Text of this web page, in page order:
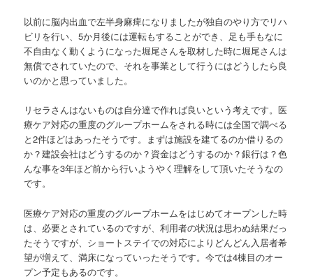
以前に脳内出血で左半身麻痺になりましたが独自のやり方でリハ
ビリを行い、5か月後には運転もすることができ、足も手もなに
不自由なく動くようになった堀尾さんを取材した時に堀尾さんは
無償でされていたので、それを事業として行うにはどうしたら良
いのかと思っていました。
リセラさんはないものは自分達で作れば良いという考えです。医
療ケア対応の重度のグループホームをされる時には全国で調べる
と2件ほどはあったそうです。まずは施設を建てるのか借りるの
か？建設会社はどうするのか？資金はどうするのか？銀行は？色
んな事を3年ほど前から行いようやく理解をして頂いたそうなの
です。
医療ケア対応の重度のグループホームをはじめてオープンした時
は、必要とされているのですが、利用者の状況は思わぬ結果だっ
たそうですが、ショートステイでの対応によりどんどん入居者希
望が増えて、満床になっていったそうです。今では4棟目のオー
プン予定もあるのです。